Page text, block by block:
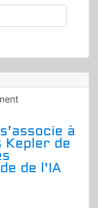
à
de
de l'IA